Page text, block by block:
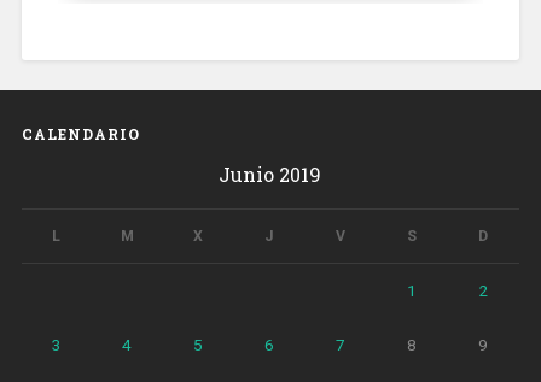
CALENDARIO
Junio 2019
L M X J V S D
1 2
3 4 5 6 7 8 9